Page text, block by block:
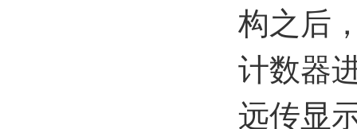
构之后
计数器
远传显